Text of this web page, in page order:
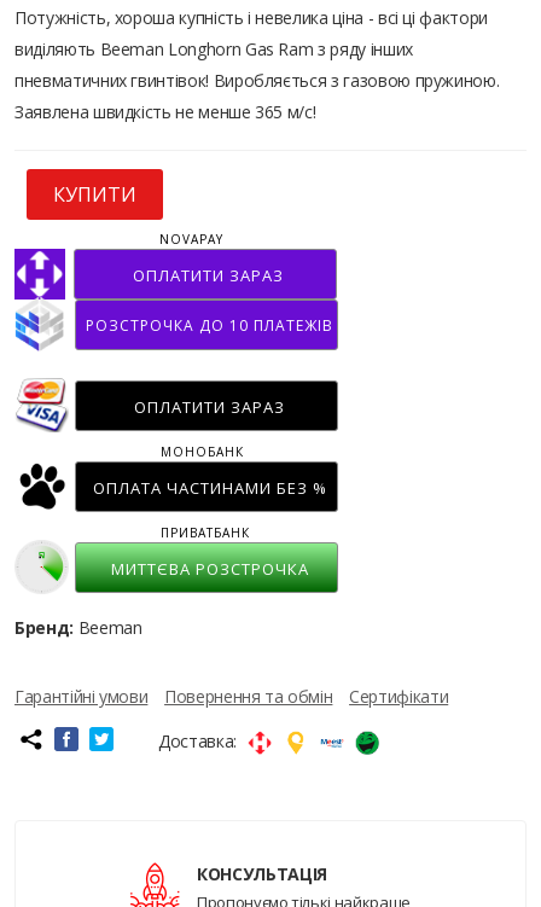
Потужність, хороша купність і невелика ціна - всі ці фактори
виділяють Beeman Longhorn Gas Ram з ряду інших
пневматичних гвинтівок! Виробляється з газовою пружиною.
Заявлена швидкість не менше 365 м/с!
КУПИТИ
ОПЛАТИТИ ЗАРАЗ
NOVAPAY
РОЗСТРОЧКА ДО 10 ПЛАТЕЖІВ
ОПЛАТИТИ ЗАРАЗ
ОПЛАТА ЧАСТИНАМИ БЕЗ %
МОНОБАНК
МИТТЄВА РОЗСТРОЧКА
ПРИВАТБАНК
Бренд: Beeman
Гарантійні умови Повернення та обмін
Сертифікати
Доставка:
КОНСУЛЬТАЦІЯ
Пропонуємо тількі найкраще